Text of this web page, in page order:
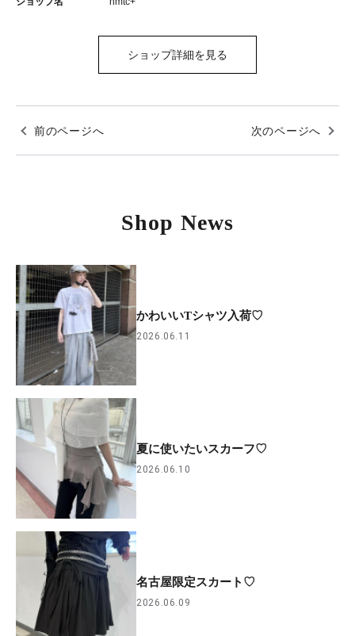
ショップ詳細を見る
前のページへ 次のページへ
Shop News
かわいいTシャツ入荷♡
2026.06.11
夏に使いたいスカーフ♡
2026.06.10
名古屋限定スカート♡
2026.06.09